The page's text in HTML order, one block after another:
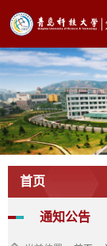
首页
通知公告